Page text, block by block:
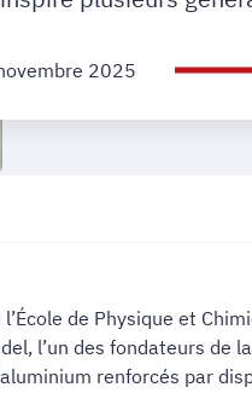
2025
de Physique et
l’un des fondateurs de
renforcés par